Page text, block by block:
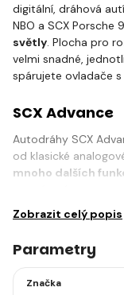
digitální, dráhová
NBO a SCX Porsche
světly. Plocha pro
velmi snadné,
spárujete ovladače
SCX Advance
Autodráhy SCX
od klasické
mnoho dalších
Zobrazit celý popis
Parametry
Značka